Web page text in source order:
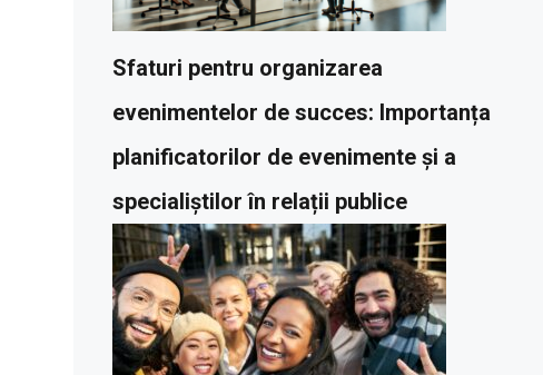
Sfaturi pentru organizarea
evenimentelor de succes: Importanța
planificatorilor de evenimente și a
specialiștilor în relații publice